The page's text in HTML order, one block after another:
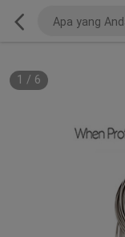
1 / 6